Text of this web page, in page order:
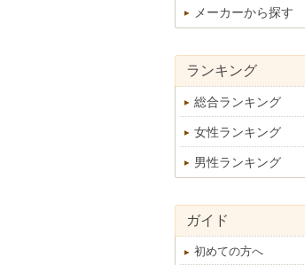
メーカーから探す
ランキング
総合ランキング
女性ランキング
男性ランキング
ガイド
初めての方へ